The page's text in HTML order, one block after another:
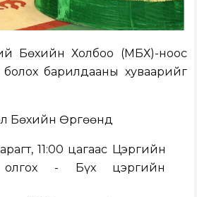
Бөхийн Холбоо (МҮБХ)-ноос
болох барилдааны хуваарийг
Бөхийн Өргөөнд
11:00 цагаас Цэргийн
- Бүх цэргийн